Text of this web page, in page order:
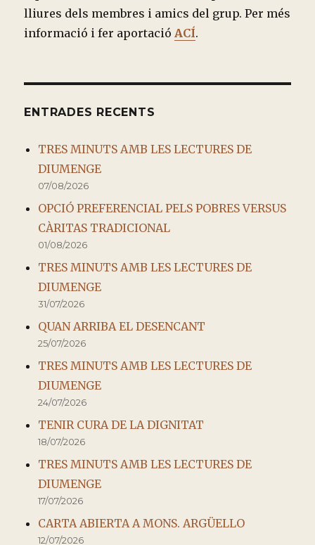
lliures dels membres i amics del grup. Per més
informació i fer aportacióACÍ.
ENTRADES RECENTS
TRES MINUTS AMB LES LECTURES DE
DIUMENGE
07/08/2026
OPCIÓ PREFERENCIAL PELS POBRES VERSUS
CÀRITAS TRADICIONAL
01/08/2026
TRES MINUTS AMB LES LECTURES DE
DIUMENGE
31/07/2026
QUAN ARRIBA EL DESENCANT
25/07/2026
TRES MINUTS AMB LES LECTURES DE
DIUMENGE
24/07/2026
TENIR CURA DE LA DIGNITAT
18/07/2026
TRES MINUTS AMB LES LECTURES DE
DIUMENGE
17/07/2026
CARTA ABIERTA A MONS. ARGÜELLO
12/07/2026